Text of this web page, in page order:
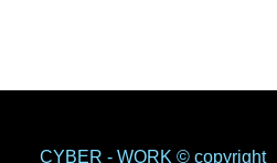
CYBER - WORK © copyright